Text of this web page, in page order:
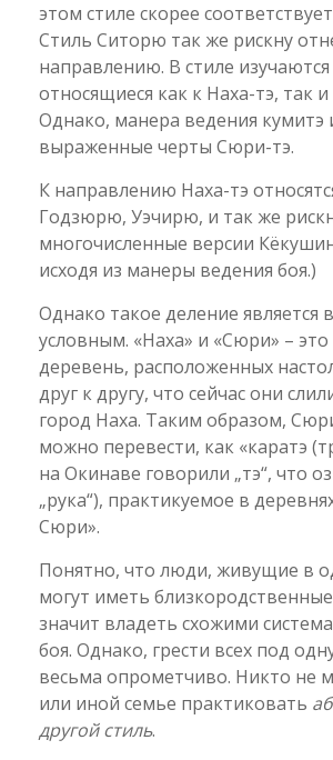
этом стиле скорее
Стиль Ситорю так же рискну
направлению. В стиле изучаются
относящиеся как к Наха-тэ, так
Однако, манера ведения кумитэ
выраженные черты Сюри-тэ.
К направлению Наха-тэ
Годзюрю, Уэчирю, и так же
многочисленные версии
исходя из манеры ведения боя.)
Однако такое деление является
условным. «Наха» и «Сюри» – это
деревень, расположенных
друг к другу, что сейчас они
город Наха. Таким образом,
можно перевести, как «каратэ
на Окинаве говорили „тэ“, что
„рука“), практикуемое в
Сюри».
Понятно, что люди, живущие в
могут иметь близкородственные
значит владеть схожими
боя. Однако, грести всех под
весьма опрометчиво. Никто не
или иной семье практиковать
другой стиль.